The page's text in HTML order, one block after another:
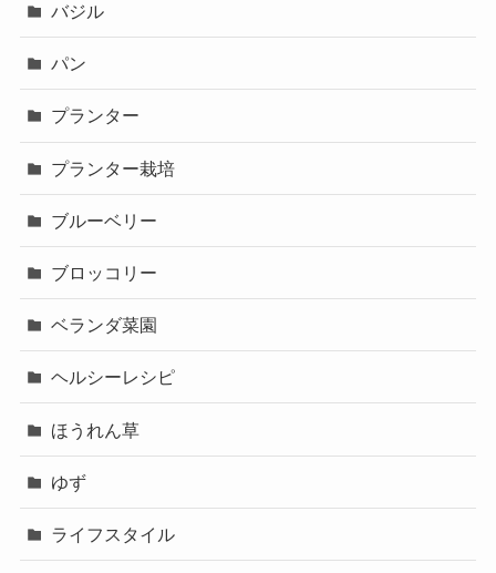
バジル
パン
プランター
プランター栽培
ブルーベリー
ブロッコリー
ベランダ菜園
ヘルシーレシピ
ほうれん草
ゆず
ライフスタイル